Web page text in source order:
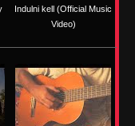
Indulni kell (Official Music
Video)